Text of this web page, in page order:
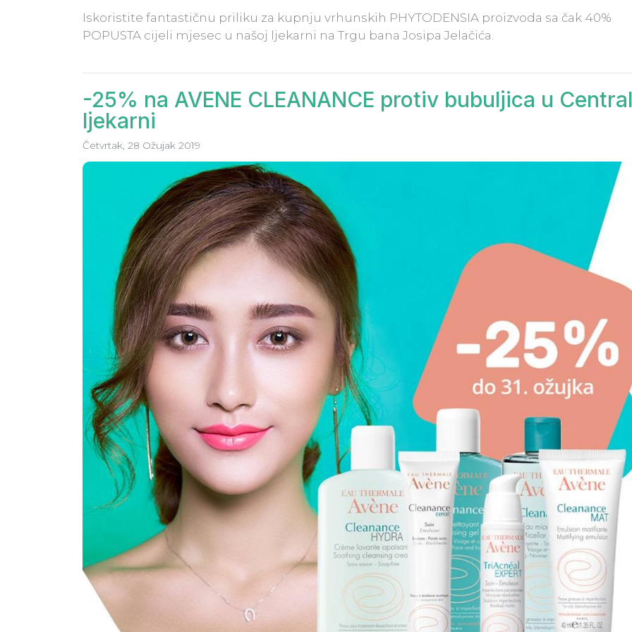
Iskoristite fantastičnu priliku za kupnju vrhunskih PHYTODENSIA proizvoda sa čak 40%
POPUSTA cijeli mjesec u našoj ljekarni na Trgu bana Josipa Jelačića.
-25% na AVÈNE CLEANANCE protiv bubuljica u
ljekarni
Četvrtak, 28 Ožujak 2019